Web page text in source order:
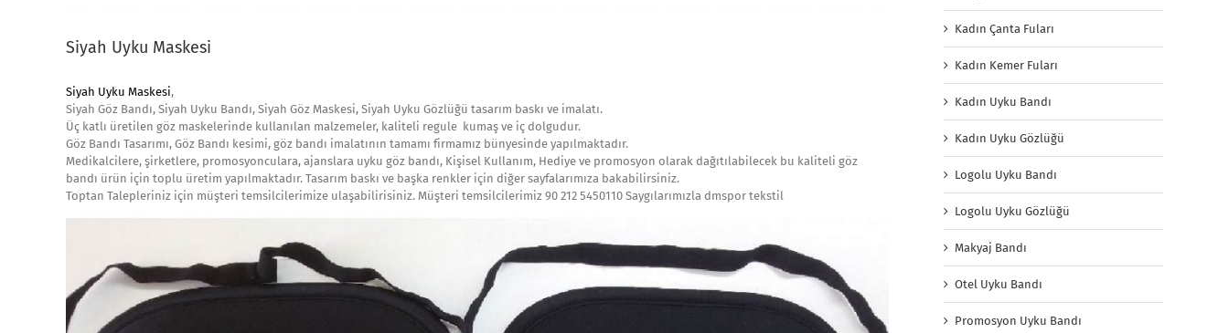
Siyah Uyku Maskesi
Siyah Uyku Maskesi,
Siyah Göz Bandı, Siyah Uyku Bandı, Siyah Göz Maskesi, Siyah Uyku Gözlüğü tasarım baskı ve imalatı.
Üç katlı üretilen göz maskelerinde kullanılan malzemeler, kaliteli regule kumaş ve iç dolgudur.
Göz Bandı Tasarımı, Göz Bandı kesimi, göz bandı imalatının tamamı firmamız bünyesinde yapılmaktadır.
Medikalcilere, şirketlere, promosyonculara, ajanslara uyku göz bandı, Kişisel Kullanım, Hediye ve promosyon olarak dağıtılabilecek bu kaliteli göz
bandı ürün için toplu üretim yapılmaktadır. Tasarım baskı ve başka renkler için diğer sayfalarımıza bakabilirsiniz.
Toptan Talepleriniz için müşteri temsilcilerimize ulaşabilirisiniz. Müşteri temsilcilerimiz 90 212 5450110 Saygılarımızla dmspor tekstil
Kadın Çanta Fuları
Kadın Kemer Fuları
Kadın Uyku Bandı
Kadın Uyku Gözlüğü
Logolu Uyku Bandı
Logolu Uyku Gözlüğü
Makyaj Bandı
Otel Uyku Bandı
Promosyon Uyku Bandı